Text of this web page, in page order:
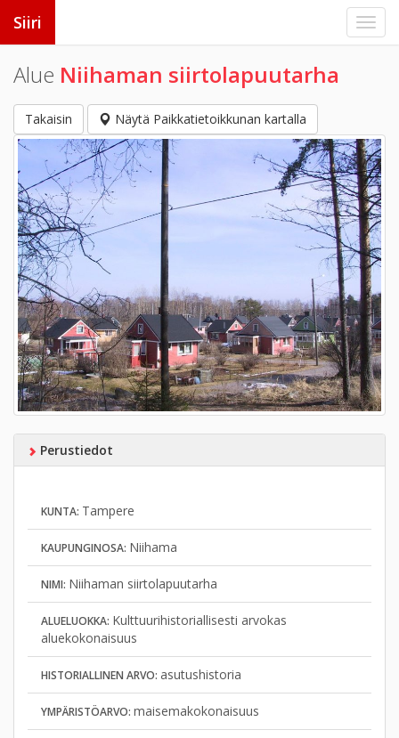
Siiri
Alue Niihaman siirtolapuutarha
Takaisin Näytä Paikkatietoikkunan kartalla
Perustiedot
KUNTA: Tampere
KAUPUNGINOSA: Niihama
NIMI: Niihaman siirtolapuutarha
ALUELUOKKA: Kulttuurihistoriallisesti arvokas
aluekokonaisuus
HISTORIALLINEN ARVO: asutushistoria
YMPÄRISTÖARVO: maisemakokonaisuus